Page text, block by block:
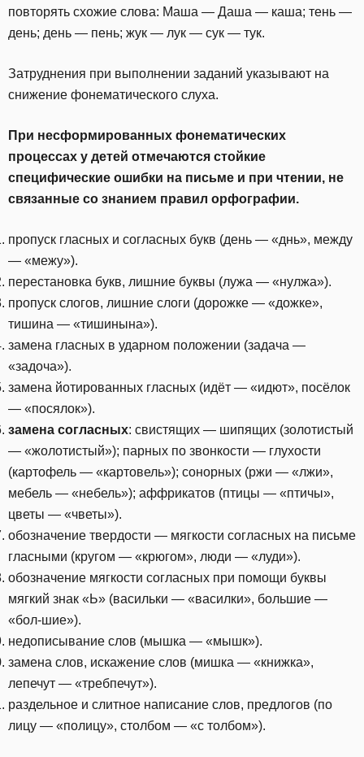
повторять схожие слова: Маша — Даша — каша; тень —
день; день — пень; жук — лук — сук — тук.
Затруднения при выполнении заданий указывают на
снижение фонематического слуха.
При несформированных фонематических
процессах у детей отмечаются стойкие
специфические ошибки на письме и при чтении, не
связанные со знанием правил орфографии.
пропуск гласных и согласных букв (день — «днь», между
— «межу»).
перестановка букв, лишние буквы (лужа — «нулжа»).
пропуск слогов, лишние слоги (дорожке — «дожке»,
тишина — «тишинына»).
замена гласных в ударном положении (задача —
«задоча»).
замена йотированных гласных (идёт — «идют», посёлок
— «посялок»).
замена согласных: свистящих — шипящих (золотистый
— «жолотистый»); парных по звонкости — глухости
(картофель — «картовель»); сонорных (ржи — «лжи»,
мебель — «небель»); аффрикатов (птицы — «птичы»,
цветы — «чветы»).
обозначение твердости — мягкости согласных на письме
гласными (кругом — «крюгом», люди — «луди»).
обозначение мягкости согласных при помощи буквы
мягкий знак «Ь» (васильки — «василки», большие —
«бол-шие»).
недописывание слов (мышка — «мышк»).
замена слов, искажение слов (мишка — «книжка»,
лепечут — «требпечут»).
раздельное и слитное написание слов, предлогов (по
лицу — «полицу», столбом — «с толбом»).